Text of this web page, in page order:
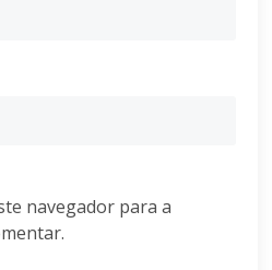
navegador para a